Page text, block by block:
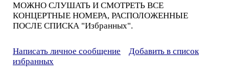
МОЖНО СЛУШАТЬ И СМОТРЕТЬ ВСЕ
КОНЦЕРТНЫЕ НОМЕРА, РАСПОЛОЖЕННЫЕ
ПОСЛЕ СПИСКА "Избранных".
Написать личное сообщение
Добавить в список
избранных